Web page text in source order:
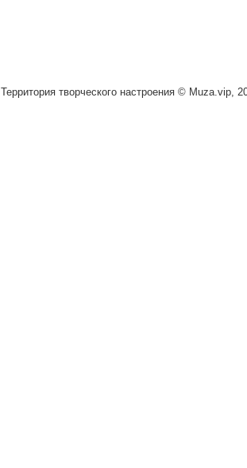
Территория творческого настроения © Muza.vip,